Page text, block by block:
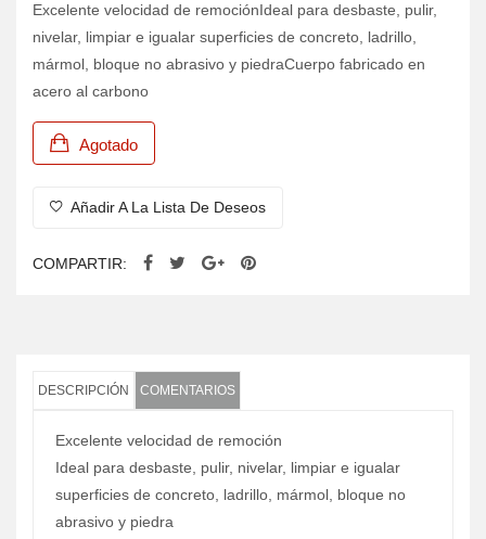
Excelente velocidad de remociónIdeal para desbaste, pulir,
nivelar, limpiar e igualar superficies de concreto, ladrillo,
mármol, bloque no abrasivo y piedraCuerpo fabricado en
acero al carbono
Agotado
Añadir A La Lista De Deseos
COMPARTIR:
DESCRIPCIÓN COMENTARIOS
Excelente velocidad de remoción
Ideal para desbaste, pulir, nivelar, limpiar e igualar
superficies de concreto, ladrillo, mármol, bloque no
abrasivo y piedra